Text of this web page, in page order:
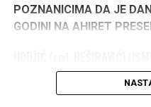
POZNANICIMA DA JE
GODINI NA AHIRET